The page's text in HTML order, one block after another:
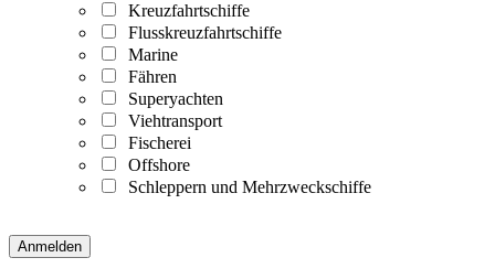
Kreuzfahrtschiffe
Flusskreuzfahrtschiffe
Marine
Fähren
Superyachten
Viehtransport
Fischerei
Offshore
Schleppern und Mehrzweckschiffe